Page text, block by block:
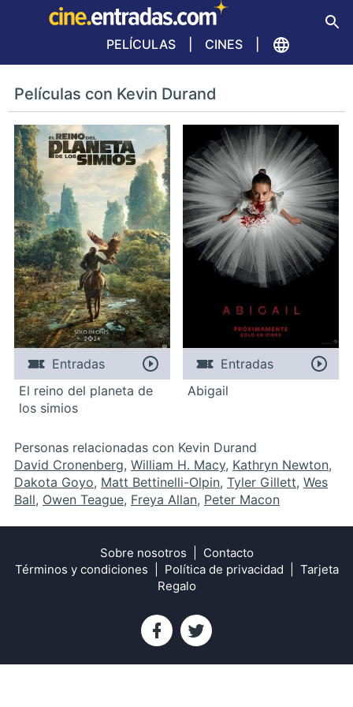
PELÍCULAS CINES
Películas con Kevin Durand
Entradas
El reino del planeta de
los simios
Entradas
Abigail
Personas relacionadas con Kevin Durand
David Cronenberg, William H. Macy, Kathryn Newton,
Dakota Goyo, Matt Bettinelli-Olpin, Tyler Gillett, Wes
Ball, Owen Teague, Freya Allan, Peter Macon
Sobre nosotros
Contacto
Términos y condiciones
Política de privacidad
Tarjeta
Regalo